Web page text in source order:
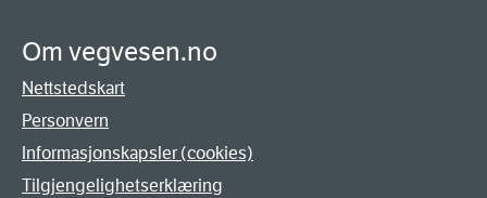
Om vegvesen.no
Nettstedskart
Personvern
Informasjonskapsler (cookies)
Tilgjengelighetserklæring